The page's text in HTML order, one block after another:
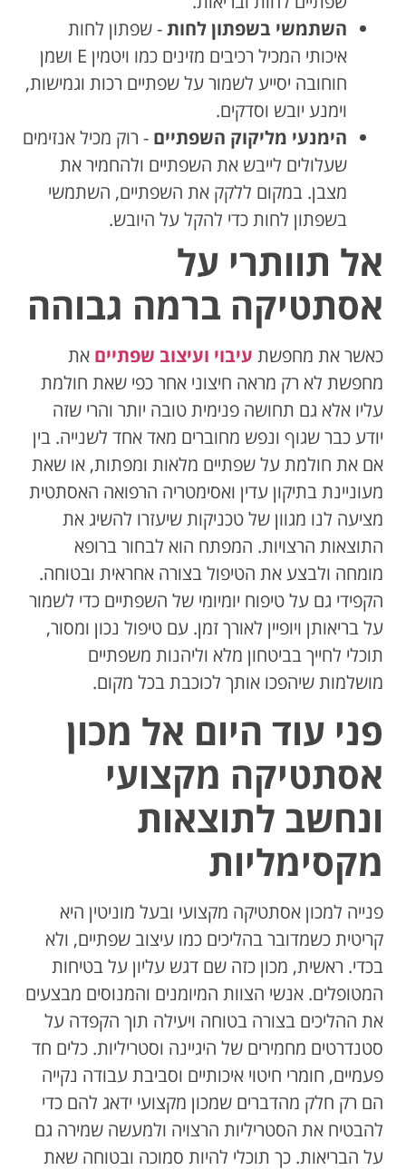
השתמשי בשפתון לחות- שפתון לחות
איכותי המכיל רכיבים מזינים כמו ויטמין E ושמן
חוחובה יסייע לשמור על שפתיים רכות וגמישות,
וימנע יובש וסדקים.
הימנעי מליקוק השפתיים - רוק מכיל אנזימים
שעלולים לייבש את השפתיים ולהחמיר את
מצבן. במקום ללקק את השפתיים, השתמשי
בשפתון לחות כדי להקל על היובש.
אל תוותרי על
אסתטיקה ברמה גבוהה
כאשר את מחפשת עיבוי ועיצוב שפתיים את
מחפשת לא רק מראה חיצוני אחר כפי שאת חולמת
עליו אלא גם תחושה פנימית טובה יותר והרי שזה
יודע כבר שגוף ונפש מחוברים מאד אחד לשנייה. בין
אם את חולמת על שפתיים מלאות ומפתות, או שאת
מעוניינת בתיקון עדין ואסימטריה הרפואה האסתטית
מציעה לנו מגוון של טכניקות שיעזרו להשיג את
התוצאות הרצויות. המפתח הוא לבחור ברופא
מומחה ולבצע את הטיפול בצורה אחראית ובטוחה.
הקפידי גם על טיפוח יומיומי של השפתיים כדי לשמור
על בריאותן ויופיין לאורך זמן. עם טיפול נכון ומסור,
תוכלי לחייך בביטחון מלא וליהנות משפתיים
מושלמות שיהפכו אותך לכוכבת בכל מקום.
פני עוד היום אל מכון
אסתטיקה מקצועי
ונחשב לתוצאות
מקסימליות
פנייה למכון אסתטיקה מקצועי ובעל מוניטין היא
קריטית כשמדובר בהליכים כמו עיצוב שפתיים, ולא
בכדי. ראשית, מכון כזה שם דגש עליון על בטיחות
המטופלים. אנשי הצוות המיומנים והמנוסים מבצעים
את ההליכים בצורה בטוחה ויעילה תוך הקפדה על
סטנדרטים מחמירים של היגיינה וסטריליות. כלים חד
פעמיים, חומרי חיטוי איכותיים וסביבת עבודה נקייה
הם רק חלק מהדברים שמכון מקצועי ידאג להם כדי
להבטיח את הסטריליות הרצויה ולמעשה שמירה גם
על הבריאות. כך תוכלי להיות סמוכה ובטוחה שאת